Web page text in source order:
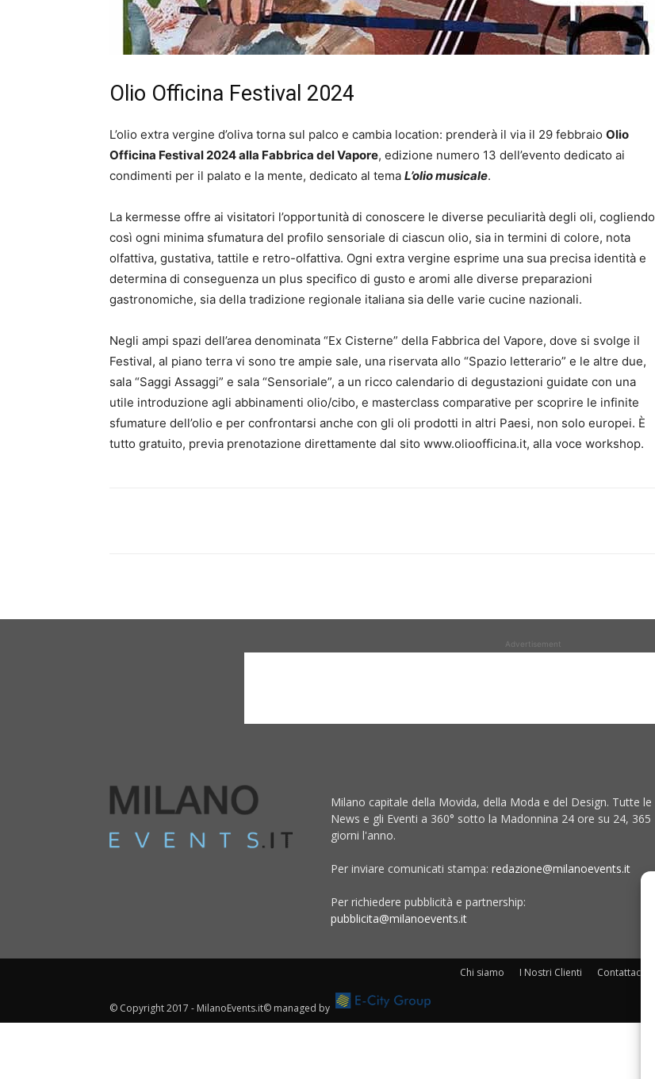
Olio Officina Festival 2024
L’olio extra vergine d’oliva torna sul palco e cambia location: prenderà il via il 29 febbraio Olio
Officina Festival 2024 alla Fabbrica del Vapore, edizione numero 13 dell’evento dedicato ai
condimenti per il palato e la mente, dedicato al tema L’olio musicale.
La kermesse offre ai visitatori l’opportunità di conoscere le diverse peculiarità degli oli, cogliendo
così ogni minima sfumatura del profilo sensoriale di ciascun olio, sia in termini di colore, nota
olfattiva, gustativa, tattile e retro-olfattiva. Ogni extra vergine esprime una sua precisa identità e
determina di conseguenza un plus specifico di gusto e aromi alle diverse preparazioni
gastronomiche, sia della tradizione regionale italiana sia delle varie cucine nazionali.
Negli ampi spazi dell’area denominata “Ex Cisterne” della Fabbrica del Vapore, dove si svolge il
Festival, al piano terra vi sono tre ampie sale, una riservata allo “Spazio letterario” e le altre due,
sala “Saggi Assaggi” e sala “Sensoriale”, a un ricco calendario di degustazioni guidate con una
utile introduzione agli abbinamenti olio/cibo, e masterclass comparative per scoprire le infinite
sfumature dell’olio e per confrontarsi anche con gli oli prodotti in altri Paesi, non solo europei. È
tutto gratuito, previa prenotazione direttamente dal sito www.olioofficina.it, alla voce workshop.
Advertisement
Milano capitale della Movida, della Moda e del Design. Tutte le
News e gli Eventi a 360° sotto la Madonnina 24 ore su 24, 365
giorni l'anno.
Per inviare comunicati stampa: redazione@milanoevents.it
Per richiedere pubblicità e partnership:
pubblicita@milanoevents.it
Chi siamo I Nostri Clienti Contattaci
© Copyright 2017 - MilanoEvents.it© managed by